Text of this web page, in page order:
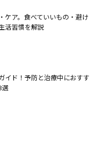
ケア。食べていいもの・避け
活習慣を解説
イド！予防と治療中におすす
選